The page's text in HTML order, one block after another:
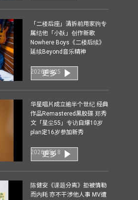
「二楼后座」清拆前用家驹专
属结他「小妖」创作新歌
Nowhere Boys《二楼后续》
延续Beyond音乐精神
2026-06-25
更多
华星唱片成立逾半个世纪 经典
作品Remastered黑胶碟 郑秀
文「星尘55」专访自爆10岁
plan定16岁参加新秀
2026-05-18
更多
陈健安《课题分离》拒被情勒
而内耗 亦不干涉他人事 MV遭